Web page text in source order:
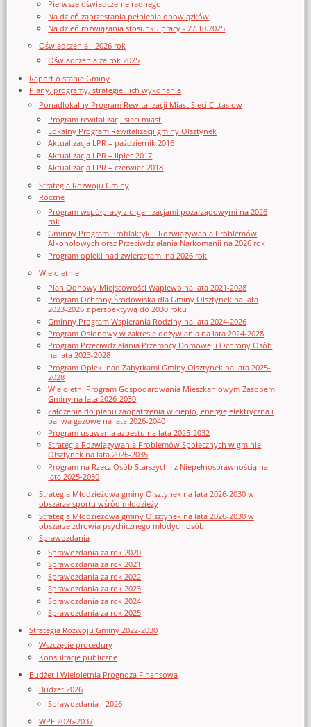
Pierwsze oświadczenie radnego
Na dzień zaprzestania pełnienia obowiązków
Na dzień rozwiązania stosunku pracy - 27.10.2025
Oświadczenia - 2026 rok
Oświadczenia za rok 2025
Raport o stanie Gminy
Plany, programy, strategie i ich wykonanie
Ponadlokalny Program Rewitalizacji Miast Sieci Cittaslow
Program rewitalizacji sieci miast
Lokalny Program Rewitalizacji gminy Olsztynek
Aktualizacja LPR – październik 2016
Aktualizacja LPR – lipiec 2017
Aktualizacja LPR – czerwiec 2018
Strategia Rozwoju Gminy
Roczne
Program współpracy z organizacjami pozarządowymi na 2026
rok
Gminny Program Profilaktyki i Rozwiązywania Problemów
Alkoholowych oraz Przeciwdziałania Narkomanii na 2026 rok
Program opieki nad zwierzętami na 2026 rok
Wieloletnie
Plan Odnowy Miejscowości Waplewo na lata 2021-2028
Program Ochrony Środowiska dla Gminy Olsztynek na lata
2023-2026 z perspektywą do 2030 roku
Gminny Program Wspierania Rodziny na lata 2024-2026
Program Osłonowy w zakresie dożywiania na lata 2024-2028
Program Przeciwdziałania Przemocy Domowej i Ochrony Osób
na lata 2023-2028
Program Opieki nad Zabytkami Gminy Olsztynek na lata 2025-
2028
Wieloletni Program Gospodarowania Mieszkaniowym Zasobem
Gminy na lata 2026-2030
Założenia do planu zaopatrzenia w ciepło, energię elektryczna i
paliwa gazowe na lata 2026-2040
Program usuwania azbestu na lata 2025-2032
Strategia Rozwiązywania Problemów Społecznych w gminie
Olsztynek na lata 2026-2035
Program na Rzecz Osób Starszych i z Niepełnosprawnością na
lata 2025-2030
Strategia Młodzieżowa gminy Olsztynek na lata 2026-2030 w
obszarze sportu wśród młodzieży
Strategia Młodzieżowa gminy Olsztynek na lata 2026-2030 w
obszarze zdrowia psychicznego młodych osób
Sprawozdania
Sprawozdania za rok 2020
Sprawozdania za rok 2021
Sprawozdania za rok 2022
Sprawozdania za rok 2023
Sprawozdania za rok 2024
Sprawozdania za rok 2025
Strategia Rozwoju Gminy 2022-2030
Wszczęcie procedury
Konsultacje publiczne
Budżet i Wieloletnia Prognoza Finansowa
Budżet 2026
Sprawozdania - 2026
WPF 2026-2037